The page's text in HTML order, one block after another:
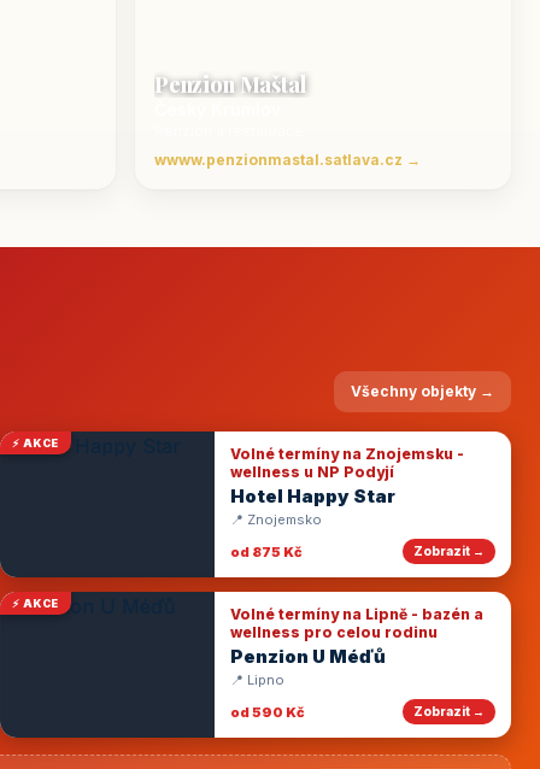
Penzion Maštal
wwww.penzionmastal.satlava.cz →
Všechny objekty →
⚡ AKCE
Volné termíny na Znojemsku -
wellness u NP Podyjí
Hotel Happy Star
📍 Znojemsko
od 875 Kč
Zobrazit →
⚡ AKCE
Volné termíny na Lipně - bazén a
wellness pro celou rodinu
Penzion U Méďů
📍 Lipno
od 590 Kč
Zobrazit →